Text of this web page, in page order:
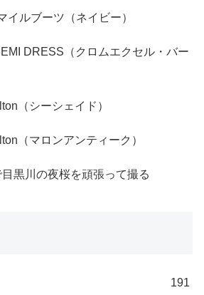
イルブーツ（ネイビー）
DRESS（クロムエクセル・バー
（シーシェイド）
（マロンアンティーク）
目黒川の夜桜を頑張って撮る
191